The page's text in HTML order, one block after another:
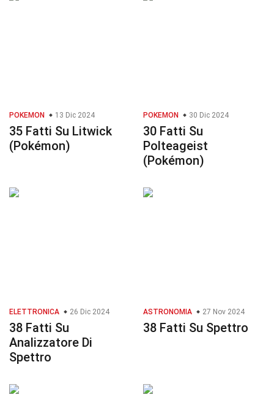
POKEMON 13 Dic 2024
35 Fatti Su Litwick
(Pokémon)
POKEMON 30 Dic 2024
30 Fatti Su
Polteageist
(Pokémon)
ELETTRONICA 26 Dic 2024
38 Fatti Su
Analizzatore Di
Spettro
ASTRONOMIA 27 Nov 2024
38 Fatti Su Spettro